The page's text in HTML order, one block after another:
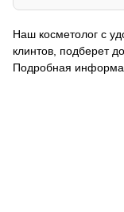
Наш косметолог с
клинтов, подберет
Подробная